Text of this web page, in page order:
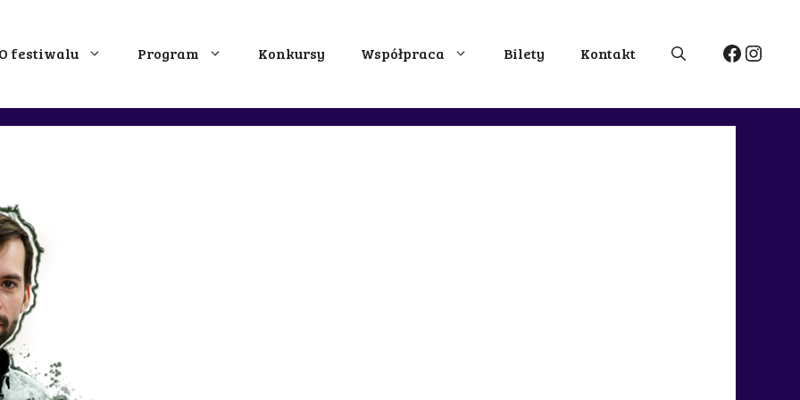
O festiwalu Program Konkursy Współpraca Bilety Kontakt